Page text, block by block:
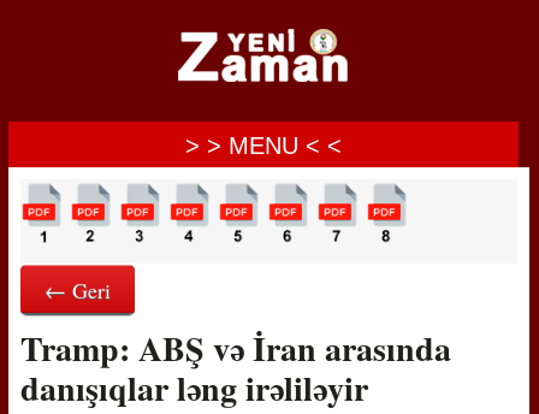
> > MENU < <
← Geri
Tramp: ABŞ və İran arasında
danışıqlar ləng irəliləyir